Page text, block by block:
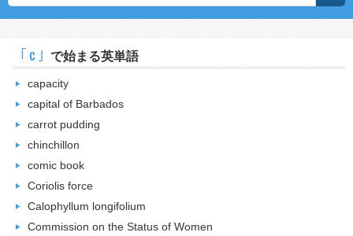
｢c｣ で始まる英単語
capacity
capital of Barbados
carrot pudding
chinchillon
comic book
Coriolis force
Calophyllum longifolium
Commission on the Status of Women